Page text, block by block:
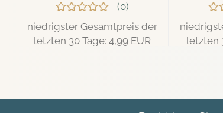
0
niedrigster Gesamtpreis der
letzten 30 Tage: 4,99 EUR
letzten